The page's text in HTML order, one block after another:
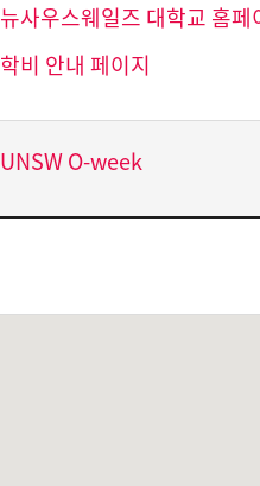
뉴사우스웨일즈 대학교 홈페
학비 안내 페이지
UNSW O-week